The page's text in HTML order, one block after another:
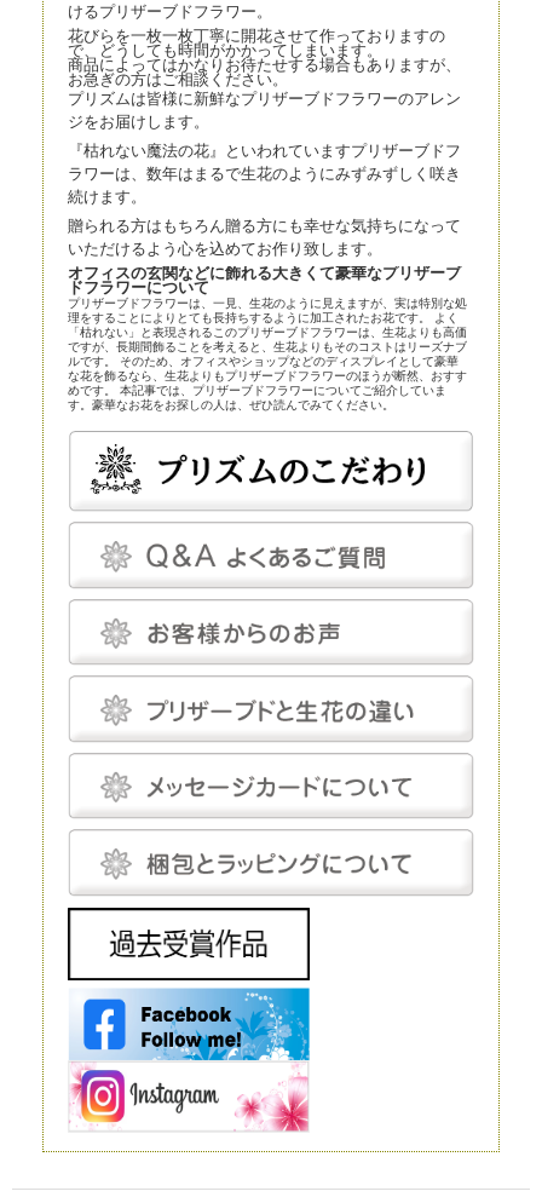
けるプリザーブドフラワー。
花びらを一枚一枚丁寧に開花させて作っておりますの
で、どうしても時間がかかってしまいます。
商品によってはかなりお待たせする場合もありますが、
お急ぎの方はご相談ください。
プリズムは皆様に新鮮なプリザーブドフラワーのアレン
ジをお届けします。
『枯れない魔法の花』といわれていますプリザーブドフ
ラワーは、数年はまるで生花のようにみずみずしく咲き
続けます。
贈られる方はもちろん贈る方にも幸せな気持ちになって
いただけるよう心を込めてお作り致します。
オフィスの玄関などに飾れる大きくて豪華なプリザーブ
ドフラワーについて
プリザーブドフラワーは、一見、生花のように見えますが、実は特別な処
理をすることによりとても長持ちするように加工されたお花です。 よく
「枯れない」と表現されるこのプリザーブドフラワーは、生花よりも高価
ですが、長期間飾ることを考えると、生花よりもそのコストはリーズナブ
ルです。 そのため、オフィスやショップなどのディスプレイとして豪華
な花を飾るなら、生花よりもプリザーブドフラワーのほうが断然、おすす
めです。 本記事では、プリザーブドフラワーについてご紹介していま
す。豪華なお花をお探しの人は、ぜひ読んでみてください。
プリザーブドフラワーとほかの花の比較
プリザーブドフラワーは、近年、生花店の店頭にも並べられているので、
よく知らなくても目にしている人は多いかもしれません。まずはプリザー
ブドフラワーとほかの花とを比較してみましょう。
プリザーブドフラワー
プリザーブドフラワーは、一見、生花のように見える、人工的に加工され
ための作業も施されます。
プリザーブドフラワーは染色も可能です。そのため、生花にはありえない
るのですが、メンテナンスフリーというわけではありません。
温度と湿度に対してはデリケートで、これらについてはしっかり管理しな
いと、ヒビや色あせなどの発生を招きます。しかし、エアコンをつけっぱ
なしにして完全管理する必要はなく、気にしてあげる程度で十分です。
プリザーブドフラワーにとって最適な温度は18～25℃程度、湿度は30～
50％程度です。プリザーブドフラワーは基本的に「花」を加工したもの
で、茎は後付けになります。そのため、小さなお供え花から豪華なディス
プレイまで、さまざまな用途で使えます。
生花
ザーブドフラワーと比較するとなると「切り花」になるでしょう。生花の
魅力は、やはりその生命感です。
元々、寿命が短いということもあり、一生懸命手をかけても、多くの場
合、1～2週間で寿命を迎えてしまうことは生花の宿命ではありますが、
飾ることを考えるとデメリットだといえるでしょう。 生花は豪華なディ
スプレイとして使われることもありますが、お花の種類によってはとても
高価で、また、当然ながら長期間飾ることはできません。
造花は、実在するお花をモチーフにして作られる人工的なお花です。人工
ブドフラワーが原材料に生花を使うのに対し、造花は化学繊維やワイヤー
などを使いますので、まったく性質が異なります。
インテリアやフラワーアレンジメントにもよく利用されており、高いクオ
リティを持つ造花は、値段も高い代わりに驚くほど繊細です。それでも、
ルックスや質感については、やはりほかの花と比較するものではありませ
ん。 もちろん、何も手をかけなくても美しさを保ってくれるということ
は、この造花の大きなメリットだといえるでしょう。
ドライフラワー
ドライフラワーは、プリザーブドフラワー同様、生花から作られるお花で
す。文字どおり、生花を乾燥させたものがドライフラワーです。水分を抜
ことは、このドライフラワーの弱点だといえるでしょう。